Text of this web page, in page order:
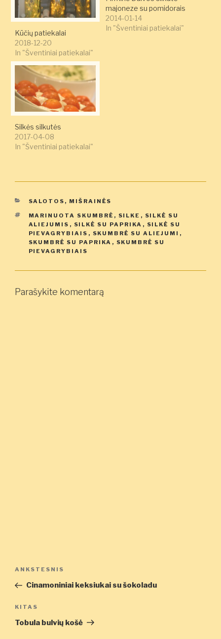
Kūčių patiekalai
2018-12-20
In "Šventiniai patiekalai"
majoneze su pomidorais
2014-01-14
In "Šventiniai patiekalai"
Silkės silkutės
2017-04-08
In "Šventiniai patiekalai"
KATEGORIJOS
SALOTOS, MIŠRAINĖS
ŽYMOS
MARINUOTA SKUMBRĖ , SILKE , SILKĖ SU
ALIEJUMIS , SILKĖ SU PAPRIKA , SILKĖ SU
PIEVAGRYBIAIS , SKUMBRĖ SU ALIEJUMI ,
SKUMBRĖ SU PAPRIKA , SKUMBRĖ SU
PIEVAGRYBIAIS
Parašykite komentarą
įrašų
Ankstesnis
įrašas
ANKSTESNIS
Cinamoniniai keksiukai su šokoladu
Kitas
įrašas
KITAS
Tobula bulvių košė